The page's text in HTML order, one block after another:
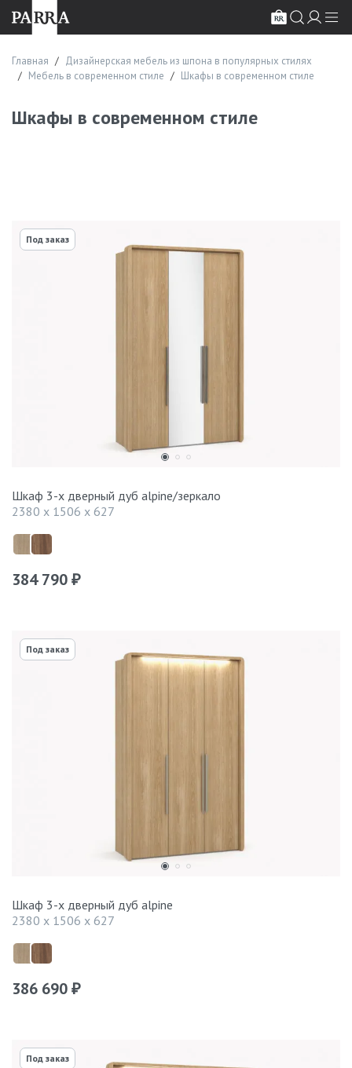
Главная
Дизайнерская мебель из шпона в популярных стилях
Мебель в современном стиле
Шкафы в современном стиле
Шкафы в современном стиле
Под заказ
Шкаф 3-х дверный дуб alpine/зеркало
2380 x 1506 x 627
384 790 ₽
Под заказ
Шкаф 3-х дверный дуб alpine
2380 x 1506 x 627
386 690 ₽
Под заказ